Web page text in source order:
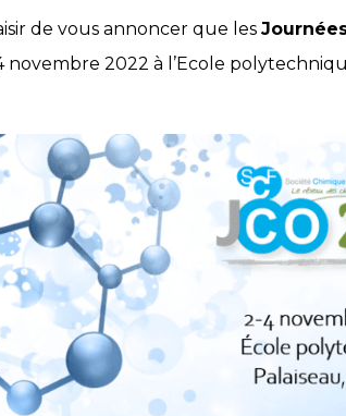
de vous annoncer que les
2022 à l’Ecole